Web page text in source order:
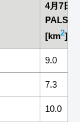
4月7日
[km2]
9.0
7.3
10.0